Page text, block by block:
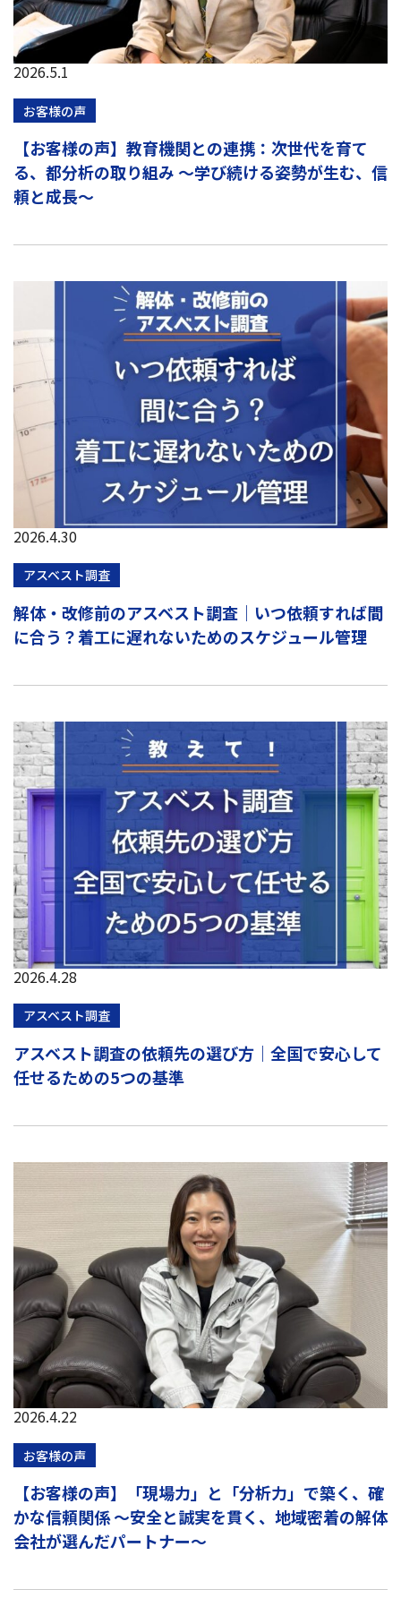
2026.5.1
お客様の声
【お客様の声】教育機関との連携：次世代を育て
る、都分析の取り組み ～学び続ける姿勢が生む、信
頼と成長～
2026.4.30
アスベスト調査
解体・改修前のアスベスト調査｜いつ依頼すれば間
に合う？着工に遅れないためのスケジュール管理
2026.4.28
アスベスト調査
アスベスト調査の依頼先の選び方｜全国で安心して
任せるための5つの基準
2026.4.22
お客様の声
【お客様の声】「現場力」と「分析力」で築く、確
かな信頼関係 ～安全と誠実を貫く、地域密着の解体
会社が選んだパートナー～